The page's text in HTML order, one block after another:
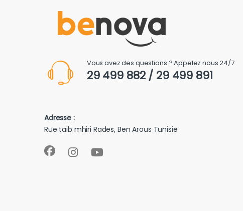
Vous avez des questions ? Appelez nous 24/7
29 499 882 / 29 499 891
Adresse :
Rue taib mhiri Rades, Ben Arous Tunisie